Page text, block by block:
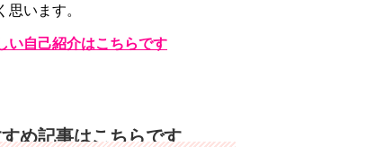
思います。
い自己紹介はこちらです
め記事はこちらです